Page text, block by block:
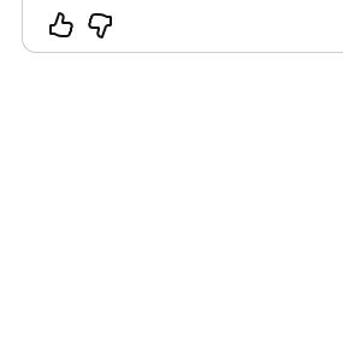
op vast? In relaties, familie, werk of in
jezelf? Met een tafelopstelling ontstaat